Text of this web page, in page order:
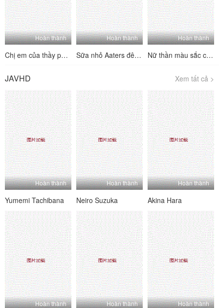
Hoàn thành
Chị em của thầy phù thủy thể hiện sự say mê của họ, họ thu hút rất nhiều tiếng cười, và tất cả những cơn đau nhói phát nổ, và giọng nói dâm dục luôn không ngừng
Hoàn thành
Sữa nhỏ Aaters đêm Lulu Crown Phần phúc lợi (4)
Hoàn thành
Nữ thần màu sắc của ngành một màu trắng Puman xuất hiện mới nhất Wechat Welfare 11 bộ sưu tập (7)
Xem tất cả >
JAVHD
Hoàn thành
Yumemi Tachibana
Hoàn thành
Neiro Suzuka
Hoàn thành
Akina Hara
Hoàn thành Hoàn thành Hoàn thành